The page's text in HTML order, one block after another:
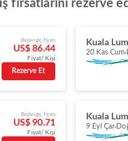
fırsatlarını rezerve
Başlangıç fiyatı
US$ 86.44
Fiyat/ Kişi
Rezerve Et
Kuala
20 Kas Cum
Başlangıç fiyatı
US$ 90.71
Fiyat/ Kişi
Kuala
9 Eyl Çar